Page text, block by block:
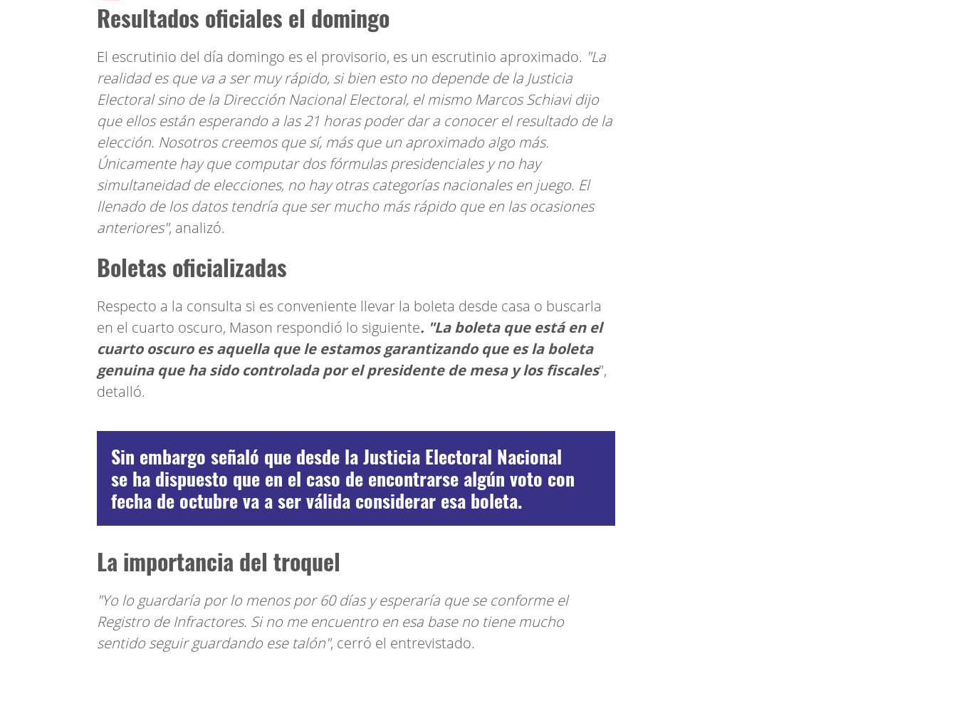
Resultados oficiales el domingo
El escrutinio del día domingo es el provisorio, es un escrutinio aproximado. "La
realidad es que va a ser muy rápido, si bien esto no depende de la Justicia
Electoral sino de la Dirección Nacional Electoral, el mismo Marcos Schiavi dijo
que ellos están esperando a las 21 horas poder dar a conocer el resultado de la
elección. Nosotros creemos que sí, más que un aproximado algo más.
Únicamente hay que computar dos fórmulas presidenciales y no hay
simultaneidad de elecciones, no hay otras categorías nacionales en juego. El
llenado de los datos tendría que ser mucho más rápido que en las ocasiones
anteriores", analizó.
Boletas oficializadas
Respecto a la consulta si es conveniente llevar la boleta desde casa o buscarla
en el cuarto oscuro, Mason respondió lo siguiente. "La boleta que está en el
cuarto oscuro es aquella que le estamos garantizando que es la boleta
genuina que ha sido controlada por el presidente de mesa y los fiscales",
detalló.
Sin embargo señaló que desde la Justicia Electoral Nacional
se ha dispuesto que en el caso de encontrarse algún voto con
fecha de octubre va a ser válida considerar esa boleta.
La importancia del troquel
"Yo lo guardaría por lo menos por 60 días y esperaría que se conforme el
Registro de Infractores. Si no me encuentro en esa base no tiene mucho
sentido seguir guardando ese talón", cerró el entrevistado.